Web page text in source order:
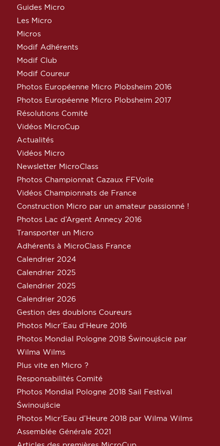
Guides Micro
Les Micro
Micros
Modif Adhérents
Modif Club
Modif Coureur
Photos Européenne Micro Plobsheim 2016
Photos Européenne Micro Plobsheim 2017
Résolutions Comité
Vidéos MicroCup
Actualités
Vidéos Micro
Newsletter MicroClass
Photos Championnat Cazaux FFVoile
Vidéos Championnats de France
Construction Micro par un amateur passionné !
Photos Lac d’Argent Annecy 2016
Transporter un Micro
Adhérents à MicroClass France
Calendrier 2024
Calendrier 2025
Calendrier 2025
Calendrier 2026
Gestion des doublons Coureurs
Photos Micr’Eau d’Heure 2016
Photos Mondial Pologne 2018 Świnoujście par
Wilma Wilms
Plus vite en Micro ?
Responsabilités Comité
Photos Mondial Pologne 2018 Sail Festival
Świnoujście
Photos Micr’Eau d’Heure 2018 par Wilma Wilms
Assemblée Générale 2021